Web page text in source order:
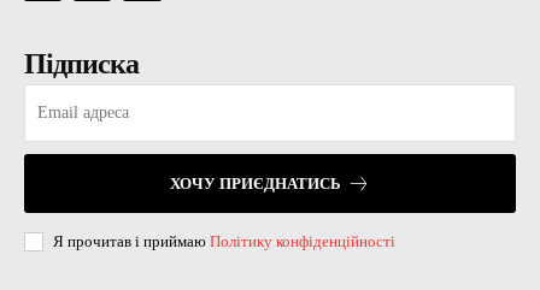
Підписка
ХОЧУ ПРИЄДНАТИСЬ
Я прочитав і приймаю Політику конфіденційності